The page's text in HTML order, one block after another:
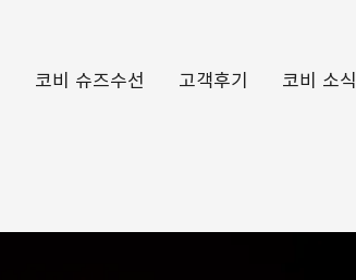
코비 슈즈수선 고객후기 코비 소식